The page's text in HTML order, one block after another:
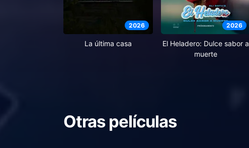
2026
La última casa
2026
El Heladero: Dulce sabor a
muerte
Otras películas